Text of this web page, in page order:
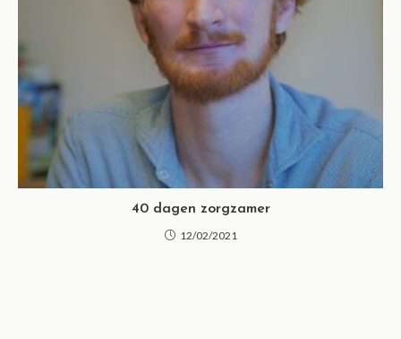
40 dagen zorgzamer
12/02/2021